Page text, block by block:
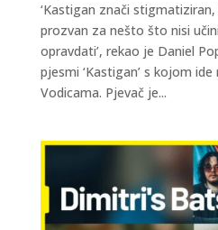
‘Kastigan znači
prozvan za nešto što nisi
opravdati’, rekao je Daniel
pjesmi ‘Kastigan’ s kojom
Vodicama. Pjevač je...